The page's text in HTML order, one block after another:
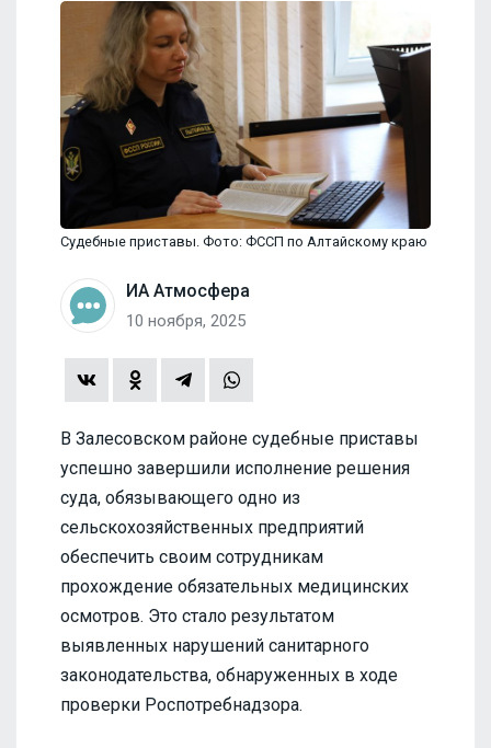
Судебные приставы. Фото: ФССП по Алтайскому краю
ИА Атмосфера
10 ноября, 2025
В Залесовском районе судебные приставы
успешно завершили исполнение решения
суда, обязывающего одно из
сельскохозяйственных предприятий
обеспечить своим сотрудникам
прохождение обязательных медицинских
осмотров. Это стало результатом
выявленных нарушений санитарного
законодательства, обнаруженных в ходе
проверки Роспотребнадзора.